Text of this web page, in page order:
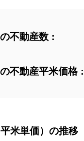
の不動産数 :
の不動産平米価格 :
米単価）の推移